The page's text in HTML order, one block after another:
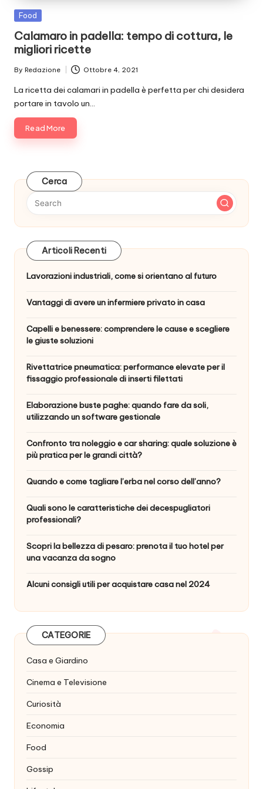
Posted
Food
Calamaro in padella: tempo di cottura, le
migliori ricette
Posted
by
By Redazione Ottobre 4, 2021
La ricetta dei calamari in padella è perfetta per chi desidera
portare in tavolo un…
Read More
Cerca
Articoli Recenti
Lavorazioni industriali, come si orientano al futuro
Vantaggi di avere un infermiere privato in casa
Capelli e benessere: comprendere le cause e scegliere
le giuste soluzioni
Rivettatrice pneumatica: performance elevate per il
fissaggio professionale di inserti filettati
Elaborazione buste paghe: quando fare da soli,
utilizzando un software gestionale
Confronto tra noleggio e car sharing: quale soluzione è
più pratica per le grandi città?
Quando e come tagliare l’erba nel corso dell’anno?
Quali sono le caratteristiche dei decespugliatori
professionali?
Scopri la bellezza di pesaro: prenota il tuo hotel per
una vacanza da sogno
Alcuni consigli utili per acquistare casa nel 2024
CATEGORIE
Casa e Giardino
Cinema e Televisione
Curiosità
Economia
Food
Gossip